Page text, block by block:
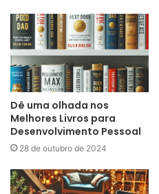
Dê uma olhada nos
Melhores Livros para
Desenvolvimento Pessoal
28 de outubro de 2024